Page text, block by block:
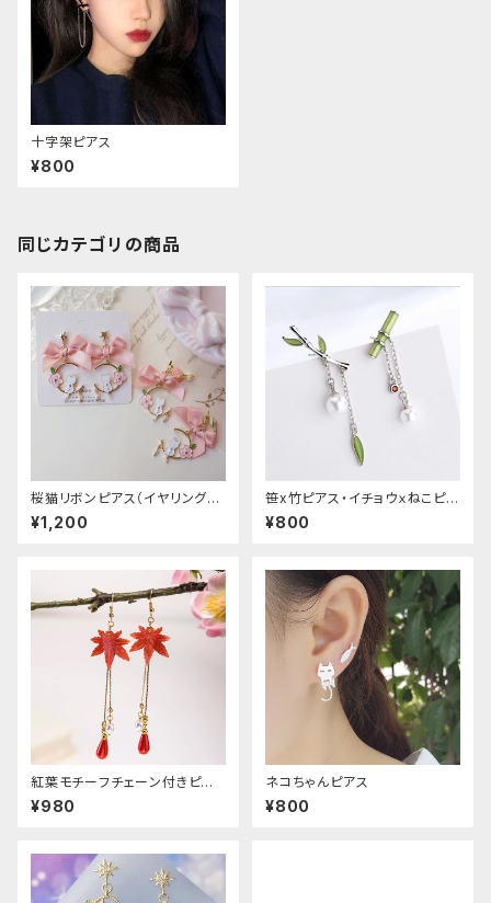
十字架ピアス
¥800
同じカテゴリの商品
桜猫リボンピアス（イヤリング変
更可能
¥1,200
笹x竹ピアス・イチョウｘねこピア
ス
¥800
紅葉モチーフチェーン付きピア
ス
¥980
ネコちゃんピアス
¥800